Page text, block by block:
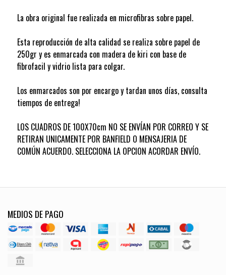
La obra original fue realizada en microfibras sobre papel.
Esta reproducción de alta calidad se realiza sobre papel de
250gr y es enmarcada con madera de kiri con base de
fibrofacil y vidrio lista para colgar.
Los enmarcados son por encargo y tardan unos días, consulta
tiempos de entrega!
LOS CUADROS DE 100X70cm NO SE ENVÍAN POR CORREO Y SE
RETIRAN UNICAMENTE POR BANFIELD O MENSAJERIA DE
COMÚN ACUERDO. SELECCIONA LA OPCION ACORDAR ENVÍO.
MEDIOS DE PAGO